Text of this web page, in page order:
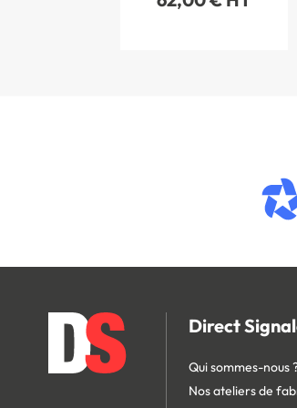
Direct
Qui sommes-nous
Nos ateliers de